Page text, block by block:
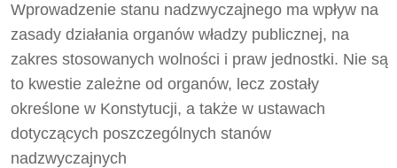
Wprowadzenie stanu nadzwyczajnego ma wpływ na
zasady działania organów władzy publicznej, na
zakres stosowanych wolności i praw jednostki. Nie są
to kwestie zależne od organów, lecz zostały
określone w Konstytucji, a także w ustawach
dotyczących poszczególnych stanów
nadzwyczajnych